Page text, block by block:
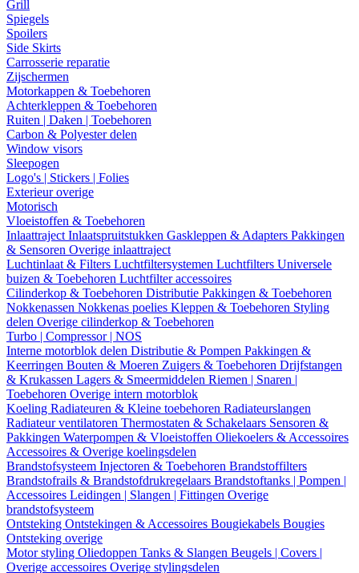
Grill
Spiegels
Spoilers
Side Skirts
Carrosserie reparatie
Zijschermen
Motorkappen & Toebehoren
Achterkleppen & Toebehoren
Ruiten | Daken | Toebehoren
Carbon & Polyester delen
Window visors
Sleepogen
Logo's | Stickers | Folies
Exterieur overige
Motorisch
Vloeistoffen & Toebehoren
Inlaattraject Inlaatspruitstukken Gaskleppen & Adapters Pakkingen
& Sensoren Overige inlaattraject
Luchtinlaat & Filters Luchtfiltersystemen Luchtfilters Universele
buizen & Toebehoren Luchtfilter accessoires
Cilinderkop & Toebehoren Distributie Pakkingen & Toebehoren
Nokkenassen Nokkenas poelies Kleppen & Toebehoren Styling
delen Overige cilinderkop & Toebehoren
Turbo | Compressor | NOS
Interne motorblok delen Distributie & Pompen Pakkingen &
Keerringen Bouten & Moeren Zuigers & Toebehoren Drijfstangen
& Krukassen Lagers & Smeermiddelen Riemen | Snaren |
Toebehoren Overige intern motorblok
Koeling Radiateuren & Kleine toebehoren Radiateurslangen
Radiateur ventilatoren Thermostaten & Schakelaars Sensoren &
Pakkingen Waterpompen & Vloeistoffen Oliekoelers & Accessoires
Accessoires & Overige koelingsdelen
Brandstofsysteem Injectoren & Toebehoren Brandstoffilters
Brandstofrails & Brandstofdrukregelaars Brandstoftanks | Pompen |
Accessoires Leidingen | Slangen | Fittingen Overige
brandstofsysteem
Ontsteking Ontstekingen & Accessoires Bougiekabels Bougies
Ontsteking overige
Motor styling Oliedoppen Tanks & Slangen Beugels | Covers |
Overige accessoires Overige stylingsdelen